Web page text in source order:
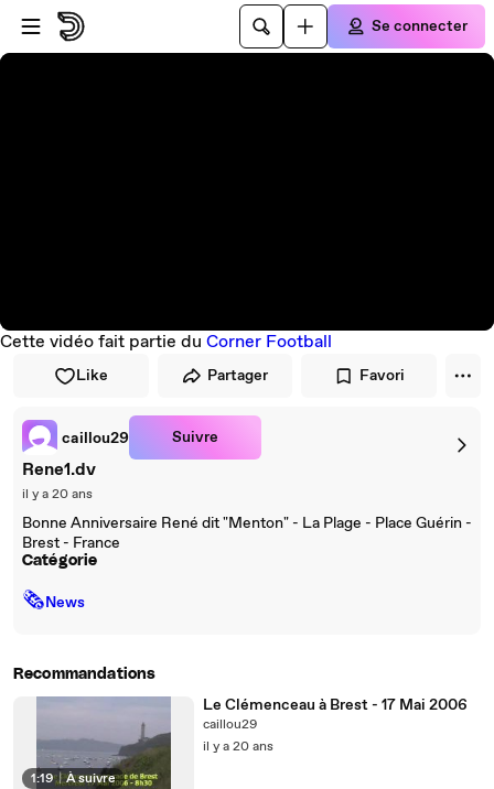
Passer au player
Passer au contenu principal
Se connecter
Cette vidéo fait partie du Corner Football
Like Partager Favori
caillou29 Suivre
Rene1.dv
il y a 20 ans
Bonne Anniversaire René dit "Menton" - La Plage - Place Guérin -
Brest - France
Catégorie
🗞News
Recommandations
1:19 | À suivre
Le Clémenceau à Brest - 17 Mai 2006
caillou29
il y a 20 ans